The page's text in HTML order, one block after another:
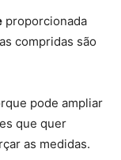
proporcionada
compridas são
pode ampliar
que quer
as medidas.